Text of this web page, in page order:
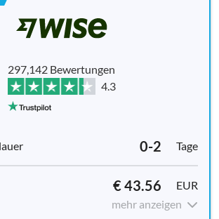
297,142 Bewertungen
4.3
0-2 Tage
€ 43.56
EUR
mehr anzeigen